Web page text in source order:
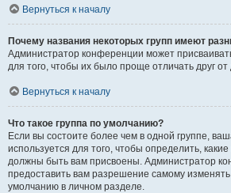
Вернуться к началу
Почему названия некоторых групп имеют
Администратор конференции может
для того, чтобы их было проще отличать друг от
Вернуться к началу
Что такое группа по умолчанию?
Если вы состоите более чем в одной группе,
используется для того, чтобы определить,
должны быть вам присвоены. Администратор
предоставить вам разрешение самому
умолчанию в личном разделе.